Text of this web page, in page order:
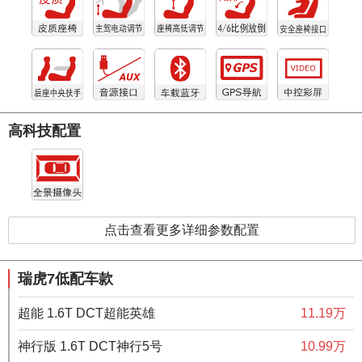
高科技配置
点击查看更多详细参数配置
瑞虎7低配车款
超能 1.6T DCT超能英雄 11.19万
神行版 1.6T DCT神行5号 10.99万